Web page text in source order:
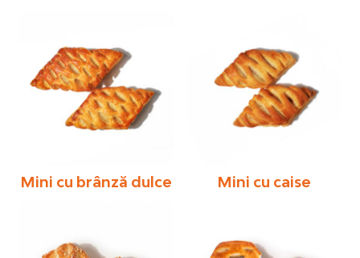
Mini cu brânză dulce Mini cu caise